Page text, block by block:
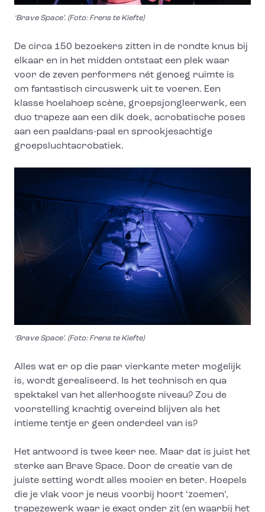
‘Brave Space’. (Foto: Frens te Kiefte)
De circa 150 bezoekers zitten in de rondte knus bij
elkaar en in het midden ontstaat een plek waar
voor de zeven performers nét genoeg ruimte is
om fantastisch circuswerk uit te voeren. Een
klasse hoelahoep scène, groepsjongleerwerk, een
duo trapeze aan een dik doek, acrobatische poses
aan een paaldans-paal en sprookjesachtige
groepsluchtacrobatiek.
‘Brave Space’. (Foto: Frens te Kiefte)
Alles wat er op die paar vierkante meter mogelijk
is, wordt gerealiseerd. Is het technisch en qua
spektakel van het allerhoogste niveau? Zou de
voorstelling krachtig overeind blijven als het
intieme tentje er geen onderdeel van is?
Het antwoord is twee keer nee. Maar dat is juist het
sterke aan Brave Space. Door de creatie van de
juiste setting wordt alles mooier en beter. Hoepels
die je vlak voor je neus voorbij hoort ‘zoemen’,
trapezewerk waar je exact onder zit (en waarbij het